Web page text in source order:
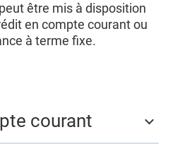
être mis à disposition
en compte courant ou
à terme fixe.
courant